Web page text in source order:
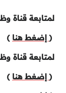
لمتابعة قناة
( إضغط هنا )
لمتابعة قناة
( إضغط هنا )